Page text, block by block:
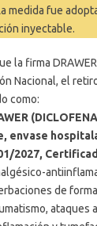
medida fue
inyectable.
la firma
Nacional, el
como:
envase
2027,
de
ataques